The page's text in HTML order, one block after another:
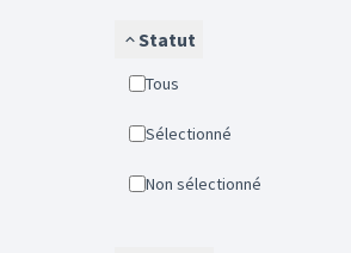
Statut
Tous
Sélectionné
Non sélectionné